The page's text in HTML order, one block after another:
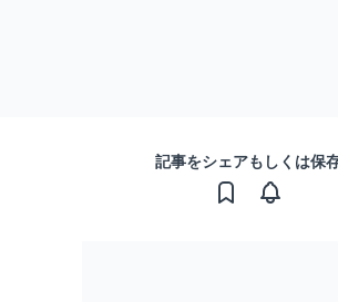
記事をシェアもしくは保